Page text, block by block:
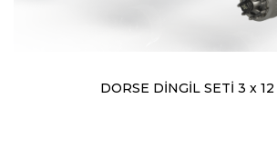
DORSE DİNGİL SETİ 3 x